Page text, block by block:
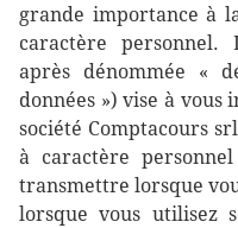
grande importance à
caractère
après dénommée «
données ») vise à
société Comptacours
à caractère
transmettre lorsque
lorsque vous utilisez